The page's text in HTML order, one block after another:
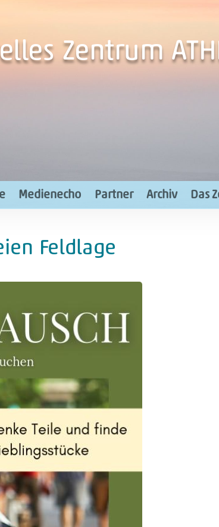
Zentrum
Medienecho Partner Archiv Das
Feldlage